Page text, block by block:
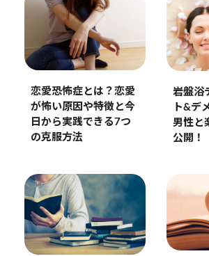
恋愛恐怖症とは？恋愛
が怖い原因や特徴と今
日から実践できる7つ
の克服方法
岩盤浴
ト&デ
男性と
公開！